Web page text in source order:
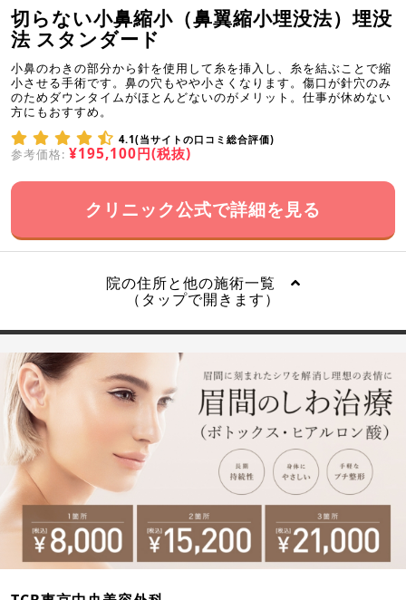
切らない小鼻縮小（鼻翼縮小埋没法）埋没
法 スタンダード
小鼻のわきの部分から針を使用して糸を挿入し、糸を結ぶことで縮
小させる手術です。鼻の穴もやや小さくなります。傷口が針穴のみ
のためダウンタイムがほとんどないのがメリット。仕事が休めない
方にもおすすめ。
4.1(当サイトの口コミ総合評価)
参考価格: ¥195,100円(税抜)
クリニック公式で詳細を見る
院の住所と他の施術一覧
（タップで開きます）